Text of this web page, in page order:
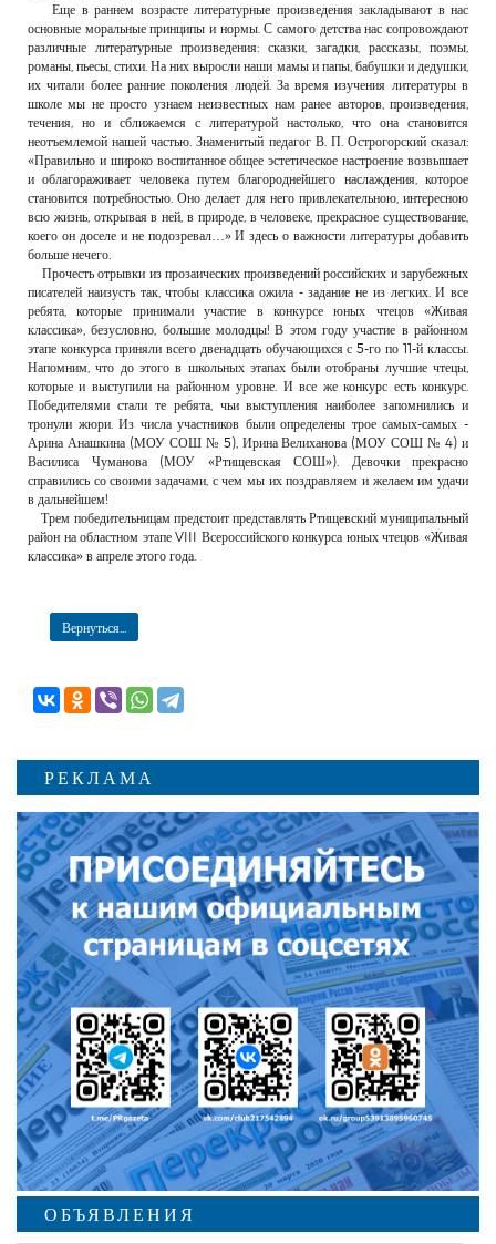
Еще в раннем возрасте литературные произведения закладывают в нас
основные моральные принципы и нормы. С самого детства нас сопровождают
различные литературные произведения: сказки, загадки, рассказы, поэмы,
романы, пьесы, стихи. На них выросли наши мамы и папы, бабушки и дедушки,
их читали более ранние поколения людей. За время изучения литературы в
школе мы не просто узнаем неизвестных нам ранее авторов, произведения,
течения, но и сближаемся с литературой настолько, что она становится
неотъемлемой нашей частью. Знаменитый педагог В. П. Острогорский сказал:
«Правильно и широко воспитанное общее эстетическое настроение возвышает
и облагораживает человека путем благороднейшего наслаждения, которое
становится потребностью. Оно делает для него привлекательною, интересною
всю жизнь, открывая в ней, в природе, в человеке, прекрасное существование,
коего он доселе и не подозревал…» И здесь о важности литературы добавить
больше нечего.
Прочесть отрывки из прозаических произведений российских и зарубежных
писателей наизусть так, чтобы классика ожила - задание не из легких. И все
ребята, которые принимали участие в конкурсе юных чтецов «Живая
классика», безусловно, большие молодцы! В этом году участие в районном
этапе конкурса приняли всего двенадцать обучающихся с 5-го по 11-й классы.
Напомним, что до этого в школьных этапах были отобраны лучшие чтецы,
которые и выступили на районном уровне. И все же конкурс есть конкурс.
Победителями стали те ребята, чьи выступления наиболее запомнились и
тронули жюри. Из числа участников были определены трое самых-самых -
Арина Анашкина (МОУ СОШ № 5), Ирина Велиханова (МОУ СОШ № 4) и
Василиса Чуманова (МОУ «Ртищевская СОШ»). Девочки прекрасно
справились со своими задачами, с чем мы их поздравляем и желаем им удачи
в дальнейшем!
Трем победительницам предстоит представлять Ртищевский муниципальный
район на областном этапе VIII Всероссийского конкурса юных чтецов «Живая
классика» в апреле этого года.
Вернуться...
РЕКЛАМА
ОБЪЯВЛЕНИЯ